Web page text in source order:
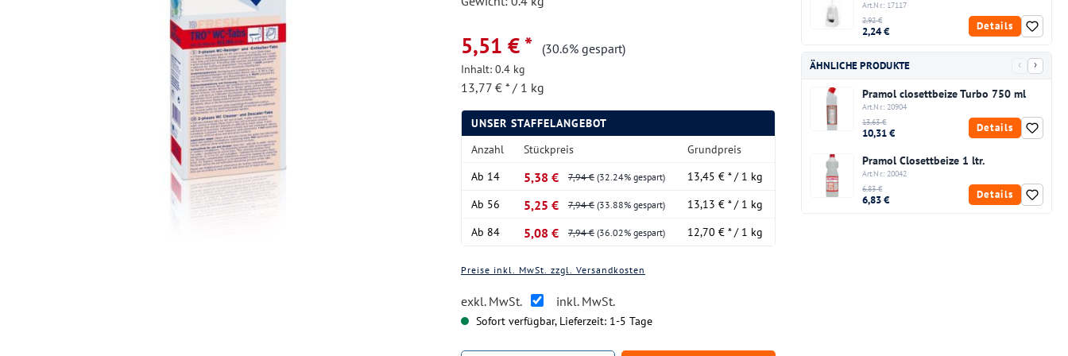
5,51 € * (30.6% gespart)
Inhalt: 0.4 kg
13,77 € * / 1 kg
UNSER STAFFELANGEBOT
Anzahl
Stückpreis
Grundpreis
Ab 14 5,38 € 7,94 € (32.24% gespart)
13,45 € * / 1 kg
Ab 56 5,25 € 7,94 € (33.88% gespart)
13,13 € * / 1 kg
Ab 84 5,08 € 7,94 € (36.02% gespart) 12,70 € * / 1 kg
Preise inkl. MwSt. zzgl. Versandkosten
exkl. MwSt. inkl. MwSt.
Sofort verfügbar, Lieferzeit: 1-5 Tage
Art.Nr.: 17117
2,92 €
2,24 € Details
ÄHNLICHE PRODUKTE ‹ ›
Pramol closettbeize Turbo 750 ml
Art.Nr.: 20904
13,63 €
10,31 € Details
Pramol Closettbeize 1 ltr.
Art.Nr.: 20042
6,83 €
6,83 € Details